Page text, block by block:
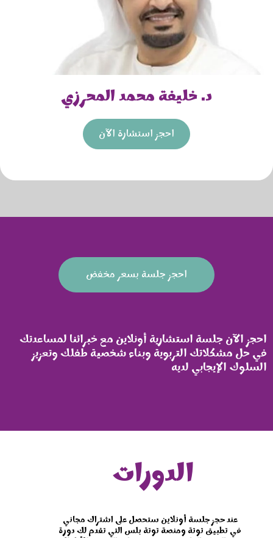
د. خليفة محمد المحرزي
احجز استشارة الآن
احجز جلسة بسعر مخفض
احجز الآن جلسة استشارية أونلاين مع خبرائنا لمساعدتك
في حل مشكلاتك التربوية وبناء شخصية طفلك وتعزيز
السلوك الإيجابي لديه
الدورات
عند حجز جلسة أونلاين ستحصل على اشتراك مجاني
في تطبيق توتة ومنصة توتة بلس التي تقدم لك دورة